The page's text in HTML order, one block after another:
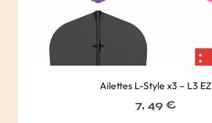
Ailettes L-Style x3 – L3 EZ
7, 49 €